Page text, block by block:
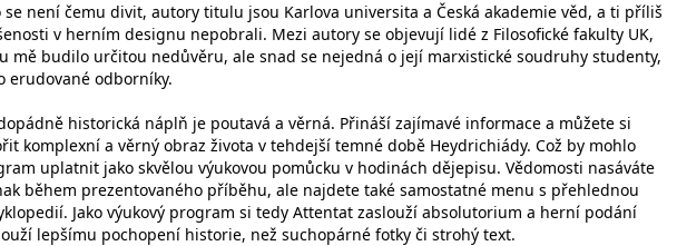
se není čemu divit, autory titulu jsou Karlova universita a Česká akademie věd, a ti příliš
v herním designu nepobrali. Mezi autory se objevují lidé z Filosofické fakulty UK,
mě budilo určitou nedůvěru, ale snad se nejedná o její marxistické soudruhy studenty,
erudované odborníky.
historická náplň je poutavá a věrná. Přináší zajímavé informace a můžete si
komplexní a věrný obraz života v tehdejší temné době Heydrichiády. Což by mohlo
uplatnit jako skvělou výukovou pomůcku v hodinách dějepisu. Vědomosti nasáváte
během prezentovaného příběhu, ale najdete také samostatné menu s přehlednou
Jako výukový program si tedy Attentat zaslouží absolutorium a herní podání
lepšímu pochopení historie, než suchopárné fotky či strohý text.